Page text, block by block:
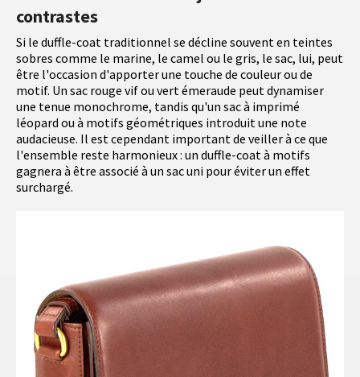
contrastes
Si le duffle-coat traditionnel se décline souvent en teintes
sobres comme le marine, le camel ou le gris, le sac, lui, peut
être l'occasion d'apporter une touche de couleur ou de
motif. Un sac rouge vif ou vert émeraude peut dynamiser
une tenue monochrome, tandis qu'un sac à imprimé
léopard ou à motifs géométriques introduit une note
audacieuse. Il est cependant important de veiller à ce que
l'ensemble reste harmonieux : un duffle-coat à motifs
gagnera à être associé à un sac uni pour éviter un effet
surchargé.